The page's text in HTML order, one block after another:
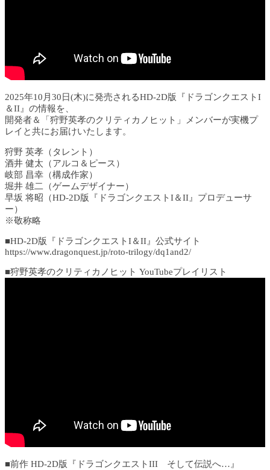
2025年10月30日(木)に発売されるHD-2D版『ドラゴンクエストI
＆II』の情報を、
開発者＆「狩野英孝のクリティカノヒット」メンバーが実機プ
レイと共にお届けいたします。
狩野 英孝（タレント）
酒井 健太（アルコ＆ピース）
岐部 昌幸（構成作家）
堀井 雄二（ゲームデザイナー）
早坂 将昭（HD-2D版『ドラゴンクエストI＆II』プロデューサ
ー）
※敬称略
■HD-2D版『ドラゴンクエストI＆II』公式サイト
https://www.dragonquest.jp/roto-trilogy/dq1and2/
■狩野英孝のクリティカノヒット YouTubeプレイリスト
■前作 HD-2D版『ドラゴンクエストIII そして伝説へ…』